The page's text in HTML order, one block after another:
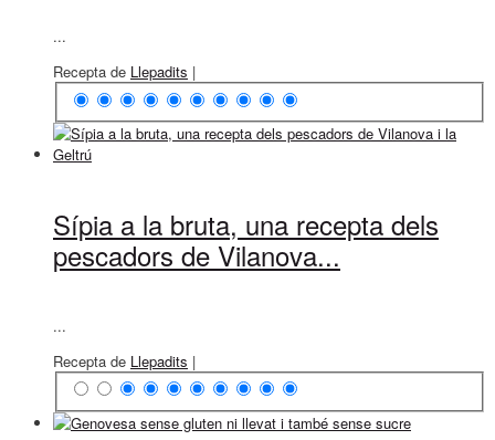
...
Recepta de Llepadits |
Sípia a la bruta, una recepta dels
pescadors de Vilanova...
...
Recepta de Llepadits |